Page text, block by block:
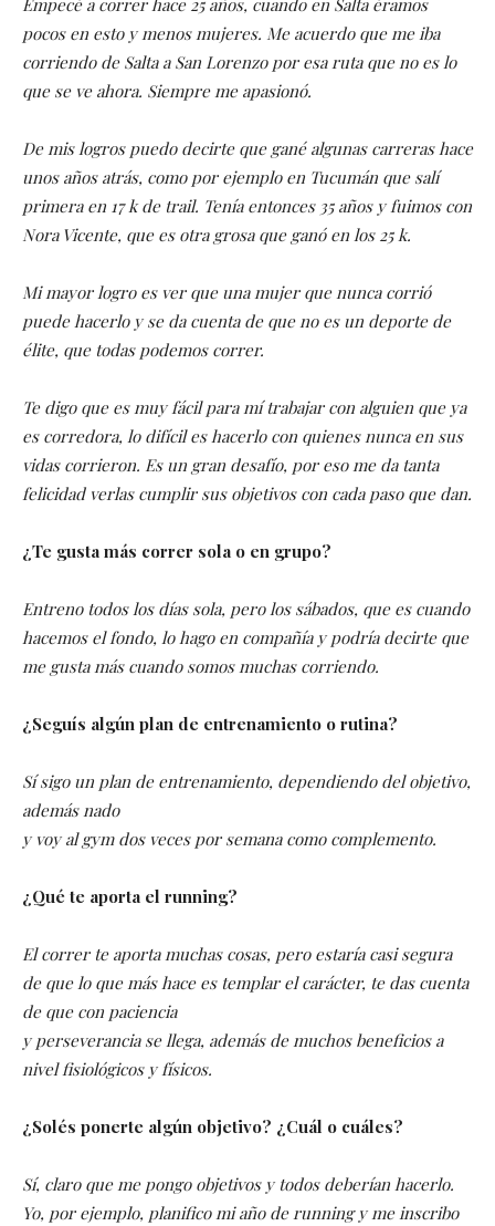
Empecé a correr hace 25 años, cuando en Salta éramos
pocos en esto y menos mujeres. Me acuerdo que me iba
corriendo de Salta a San Lorenzo por esa ruta que no es lo
que se ve ahora. Siempre me apasionó.
De mis logros puedo decirte que gané algunas carreras hace
unos años atrás, como por ejemplo en Tucumán que salí
primera en 17 k de trail. Tenía entonces 35 años y fuimos con
Nora Vicente, que es otra grosa que ganó en los 25 k.
Mi mayor logro es ver que una mujer que nunca corrió
puede hacerlo y se da cuenta de que no es un deporte de
élite, que todas podemos correr.
Te digo que es muy fácil para mí trabajar con alguien que ya
es corredora, lo difícil es hacerlo con quienes nunca en sus
vidas corrieron. Es un gran desafío, por eso me da tanta
felicidad verlas cumplir sus objetivos con cada paso que dan.
¿Te gusta más correr sola o en grupo?
Entreno todos los días sola, pero los sábados, que es cuando
hacemos el fondo, lo hago en compañía y podría decirte que
me gusta más cuando somos muchas corriendo.
¿Seguís algún plan de entrenamiento o rutina?
Sí sigo un plan de entrenamiento, dependiendo del objetivo,
además nado
y voy al gym dos veces por semana como complemento.
¿Qué te aporta el running?
El correr te aporta muchas cosas, pero estaría casi segura
de que lo que más hace es templar el carácter, te das cuenta
de que con paciencia
y perseverancia se llega, además de muchos beneficios a
nivel fisiológicos y físicos.
¿Solés ponerte algún objetivo? ¿Cuál o cuáles?
Sí, claro que me pongo objetivos y todos deberían hacerlo.
Yo, por ejemplo, planifico mi año de running y me inscribo